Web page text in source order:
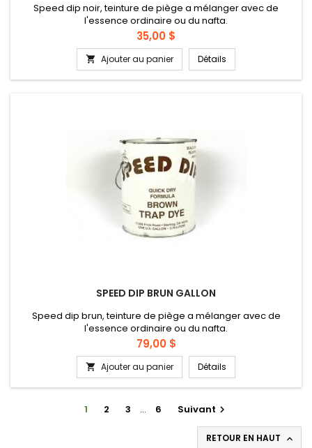
Speed dip noir, teinture de piège a mélanger avec de
l'essence ordinaire ou du nafta.
Prix
35,00 $
 Ajouter au panier Détails
SPEED DIP BRUN GALLON
Speed dip brun, teinture de piège a mélanger avec de
l'essence ordinaire ou du nafta.
Prix
79,00 $
 Ajouter au panier Détails
1 2 3 … 6 Suivant 
RETOUR EN HAUT 